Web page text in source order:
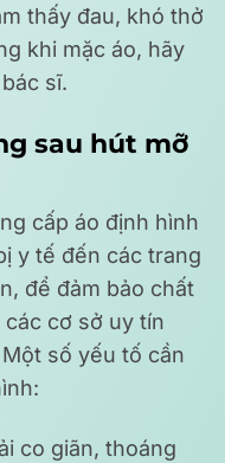
thấy đau, khó thở
khi mặc áo, hãy
sĩ.
sau hút mỡ
cấp áo định hình
y tế đến các trang
để đảm bảo chất
cơ sở uy tín
số yếu tố cần
co giãn, thoáng